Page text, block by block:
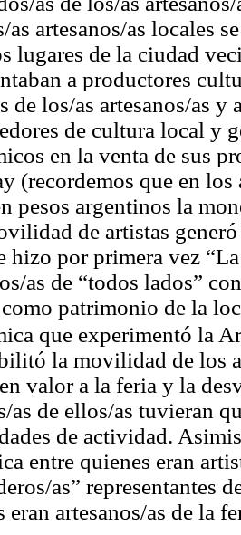
as artesanos/as locales
lugares de la ciudad
a productores
de los/as artesanos/as
de cultura local y
en la venta de sus
(recordemos que en
pesos argentinos la
de artistas
hizo por primera vez
as de “todos lados”
patrimonio de la
que experimentó la
la movilidad de los
valor a la feria y la
as de ellos/as tuvieran
de actividad.
entre quienes eran
as” representantes
eran artesanos/as de la